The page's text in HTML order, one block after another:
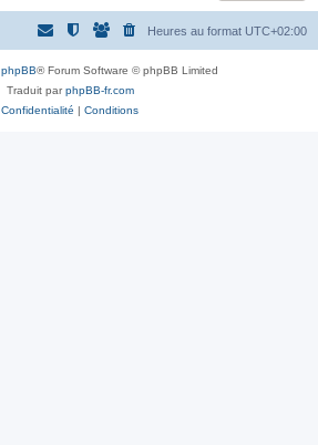
Heures au format UTC+02:00
phpBB® Forum Software © phpBB Limited
Traduit parphpBB-fr.com
Confidentialité | Conditions